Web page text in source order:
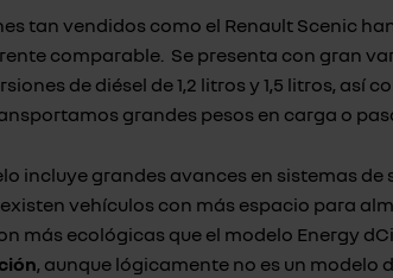
tan vendidos como el Renault Scenic
comparable. Se presenta con gran
de diésel de 1,2 litros y 1,5 litros,
grandes pesos en carga o
incluye grandes avances en sistemas
vehículos con más espacio para
más ecológicas que el modelo Energy
, aunque lógicamente no es un modelo